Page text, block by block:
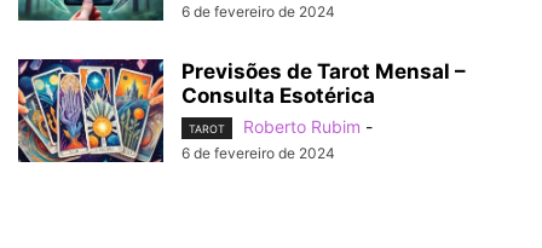
6 de fevereiro de 2024
Previsões de Tarot Mensal –
Consulta Esotérica
TAROT Roberto Rubim -
6 de fevereiro de 2024